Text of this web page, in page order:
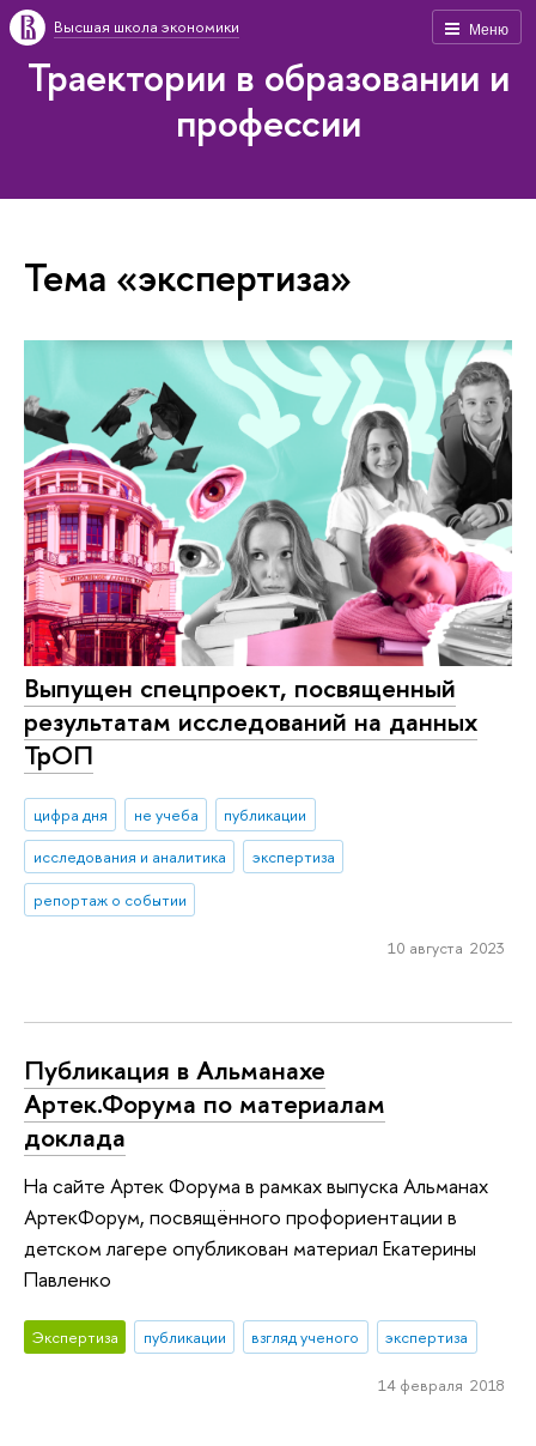
Меню
Высшая школа экономики
Траектории в образовании и
профессии
Тема «экспертиза»
Выпущен спецпроект, посвященный
результатам исследований на данных
ТрОП
цифра дня не учеба
публикации
исследования и аналитика
экспертиза
репортаж о событии
10 августа 2023
Публикация в Альманахе
Артек.Форума по материалам
доклада
На сайте Артек Форума в рамках выпуска Альманах
АртекФорум, посвящённого профориентации в
детском лагере опубликован материал Екатерины
Павленко
Экспертиза публикации взгляд ученого экспертиза
14 февраля 2018